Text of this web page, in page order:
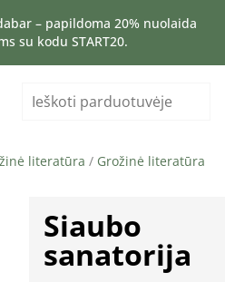
– papildoma 20% nuolaida
su kodu START20.
literatūra / Grožinė literatūra
Siaubo
sanatorija